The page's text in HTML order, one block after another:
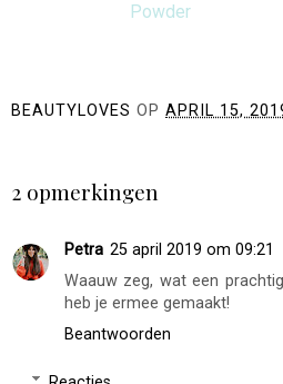
Powder
BEAUTYLOVES OP APRIL 15,
2 opmerkingen
Petra 25 april 2019 om 09:21
Waauw zeg, wat een
heb je ermee gemaakt!
Beantwoorden